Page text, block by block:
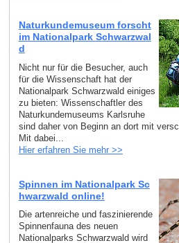
Naturkundemuseum forscht
im Nationalpark Schwarzwal
d
Nicht nur für die Besucher, auch
für die Wissenschaft hat der
Nationalpark Schwarzwald einiges
zu bieten: Wissenschaftler des
Naturkundemuseums Karlsruhe
sind daher von Beginn an dort mit
Mit dabei...
Hier erfahren Sie mehr >>
Spinnen im Nationalpark Sc
hwarzwald online!
Die artenreiche und faszinierende
Spinnenfauna des neuen
Nationalparks Schwarzwald wird